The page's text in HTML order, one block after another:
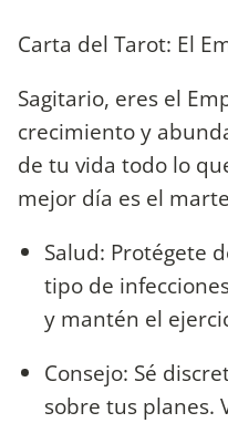
Carta del Tarot: El
Sagitario, eres el
crecimiento y
de tu vida todo lo
mejor día es el
Salud: Protégete
tipo de
y mantén el
Consejo: Sé
sobre tus planes.